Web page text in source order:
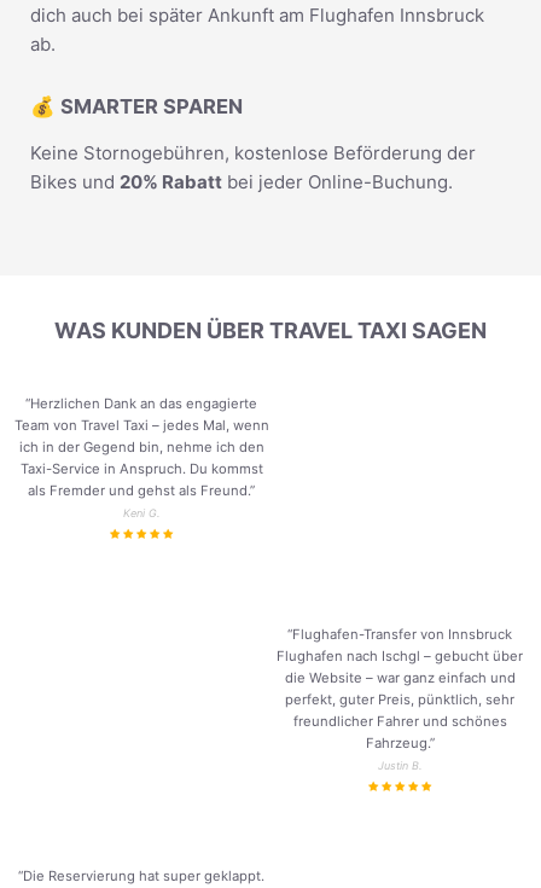
dich auch bei später Ankunft am Flughafen Innsbruck
ab.
💰 SMARTER SPAREN
Keine Stornogebühren, kostenlose Beförderung der
Bikes und 20% Rabatt bei jeder Online-Buchung.
WAS KUNDEN ÜBER TRAVEL TAXI SAGEN
“Herzlichen Dank an das engagierte
Team von Travel Taxi – jedes Mal, wenn
ich in der Gegend bin, nehme ich den
Taxi-Service in Anspruch. Du kommst
als Fremder und gehst als Freund.”
Keni G.
“Flughafen-Transfer von Innsbruck
Flughafen nach Ischgl – gebucht über
die Website – war ganz einfach und
perfekt, guter Preis, pünktlich, sehr
freundlicher Fahrer und schönes
Fahrzeug.”
Justin B.
“Die Reservierung hat super geklappt.